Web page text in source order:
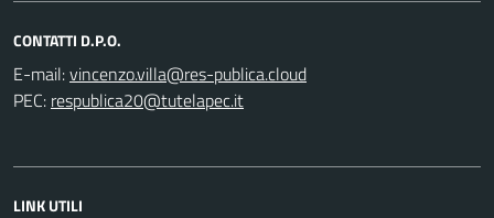
CONTATTI D.P.O.
E-mail:
PEC:
LINK UTILI